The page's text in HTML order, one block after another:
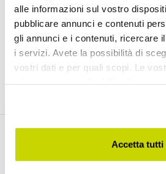
alle informazioni sul vostro
pubblicare annunci e contenuti
gli annunci e i contenuti, ricercare
i servizi. Avete la possibilità di
vostri dati e per quali scopi. Le
modificare o revocare il proprio
momento dalla Dichiarazione sui
sull'icona di attivazione dellaAccetta tutti
Ik heb gelezen en akkoord gaat
gebruik van de persoonlijke
Ontdek onze